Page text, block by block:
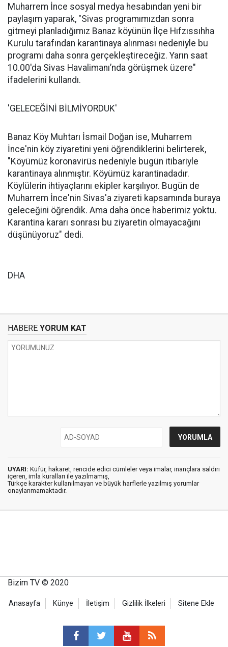
Muharrem İnce sosyal medya hesabından yeni bir
paylaşım yaparak, "Sivas programımızdan sonra
gitmeyi planladığımız Banaz köyünün İlçe Hıfzıssıhha
Kurulu tarafından karantinaya alınması nedeniyle bu
programı daha sonra gerçekleştireceğiz. Yarın saat
10.00'da Sivas Havalimanı’nda görüşmek üzere"
ifadelerini kullandı.
'GELECEĞİNİ BİLMİYORDUK'
Banaz Köy Muhtarı İsmail Doğan ise, Muharrem
İnce'nin köy ziyaretini yeni öğrendiklerini belirterek,
"Köyümüz koronavirüs nedeniyle bugün itibariyle
karantinaya alınmıştır. Köyümüz karantinadadır.
Köylülerin ihtiyaçlarını ekipler karşılıyor. Bugün de
Muharrem İnce'nin Sivas'a ziyareti kapsamında buraya
geleceğini öğrendik. Ama daha önce haberimiz yoktu.
Karantina kararı sonrası bu ziyaretin olmayacağını
düşünüyoruz" dedi.
DHA
HABERE YORUM KAT
UYARI: Küfür, hakaret, rencide edici cümleler veya imalar, inançlara saldırı
içeren, imla kuralları ile yazılmamış,
Türkçe karakter kullanılmayan ve büyük harflerle yazılmış yorumlar
onaylanmamaktadır.
Bizim TV © 2020
Anasayfa Künye İletişim Gizlilik İlkeleri Sitene Ekle